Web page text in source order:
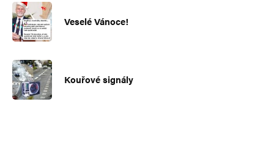
Veselé Vánoce!
Kouřové signály